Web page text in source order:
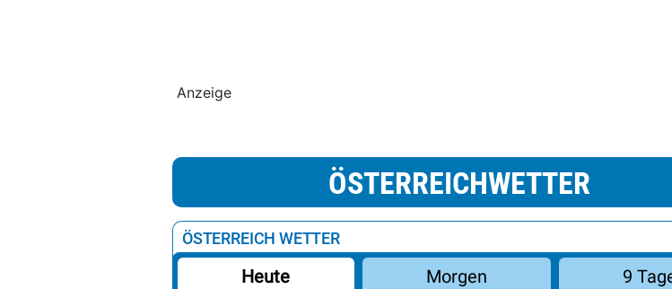
Anzeige
ÖSTERREICHWETTER
ÖSTERREICH WETTER
Heute Morgen 9